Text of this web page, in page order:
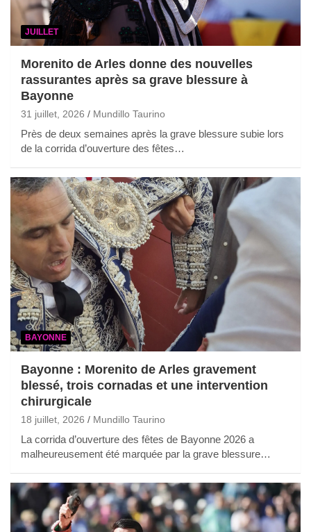
JUILLET
Morenito de Arles donne des nouvelles
rassurantes après sa grave blessure à
Bayonne
31 juillet, 2026 Mundillo Taurino
Près de deux semaines après la grave blessure subie lors
de la corrida d’ouverture des fêtes…
BAYONNE
Bayonne : Morenito de Arles gravement
blessé, trois cornadas et une intervention
chirurgicale
18 juillet, 2026 Mundillo Taurino
La corrida d’ouverture des fêtes de Bayonne 2026 a
malheureusement été marquée par la grave blessure…